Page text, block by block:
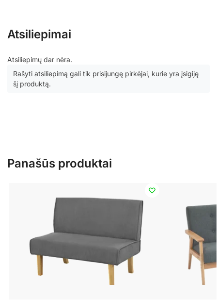
Atsiliepimai
Atsiliepimų dar nėra.
Rašyti atsiliepimą gali tik prisijungę pirkėjai, kurie yra įsigiję
šį produktą.
Panašūs produktai